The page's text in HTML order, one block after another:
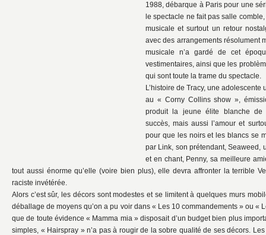
1988, débarque à Paris pour une
le spectacle ne fait pas salle
musicale et surtout un retour
avec des arrangements résolument
musicale n’a gardé de cet
vestimentaires, ainsi que les
qui sont toute la trame du spectacle.
L’histoire de Tracy, une
au « Corny Collins show »,
produit la jeune élite blanche de
succès, mais aussi l’amour et
pour que les noirs et les blancs se
par Link, son prétendant, Seaweed,
et en chant, Penny, sa meilleure
tout aussi énorme qu’elle (voire bien plus), elle devra affronter la terrible
raciste invétérée.
Alors c’est sûr, les décors sont modestes et se limitent à quelques murs
déballage de moyens qu’on a pu voir dans « Les 10 commandements » ou «
que de toute évidence « Mamma mia » disposait d’un budget bien plus
simples, « Hairspray » n’a pas à rougir de la sobre qualité de ses décors.